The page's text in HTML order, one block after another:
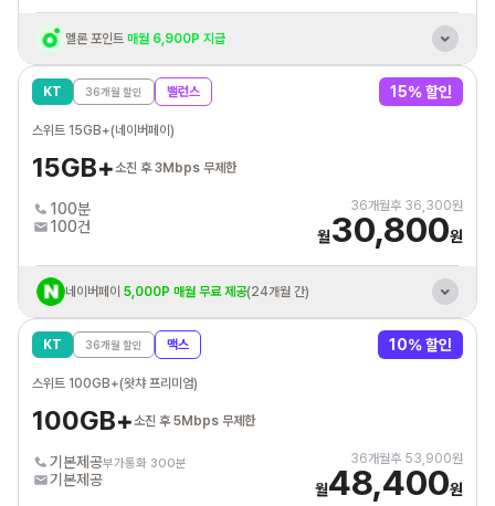
멜론 포인트 매월 6,900P 지급
혼자 결합 해도추가데이터 평생 10GB 제공
KT 36개월 할인 밸런스 15% 할인
스위트 15GB+(네이버페이)
15GB+소진 후 3Mbps 무제한
100분
100건
36개월후 36,300원
월30,800원
네이버페이 5,000P 매월 무료 제공(24개월 간)
혼자 결합 해도추가데이터 평생 10GB 제공
KT 36개월 할인 맥스 10% 할인
스위트 100GB+(왓챠 프리미엄)
100GB+소진 후 5Mbps 무제한
기본제공부가통화 300분
기본제공
36개월후 53,900원
월48,400원